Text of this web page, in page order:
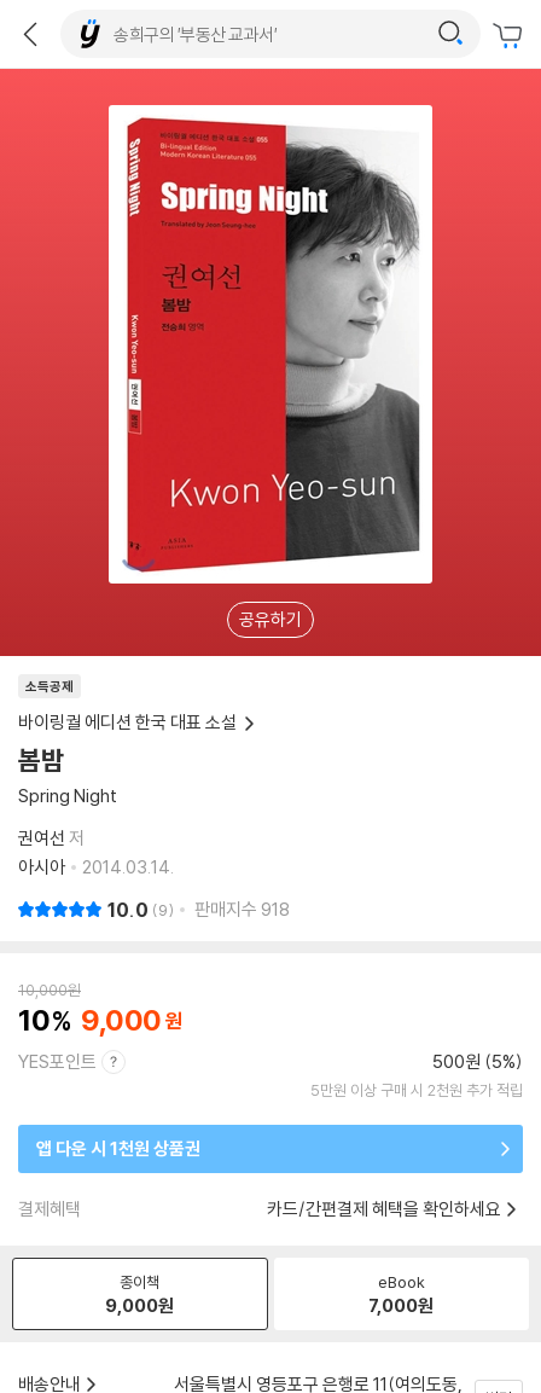
공유하기
소득공제
바이링궐 에디션 한국 대표 소설
봄밤
Spring Night
권여선 저
아시아
2014.03.14.
10.0 9 판매지수 918
10,000원
10 9,000
YES포인트 500원 (5%)
5만원 이상 구매 시 2천원 추가 적립
앱 다운 시 1천원 상품권
결제혜택 카드/간편결제 혜택을 확인하세요
종이책
9,000원
eBook
7,000원
배송안내
서울특별시 영등포구 은행로 11(여의도동,